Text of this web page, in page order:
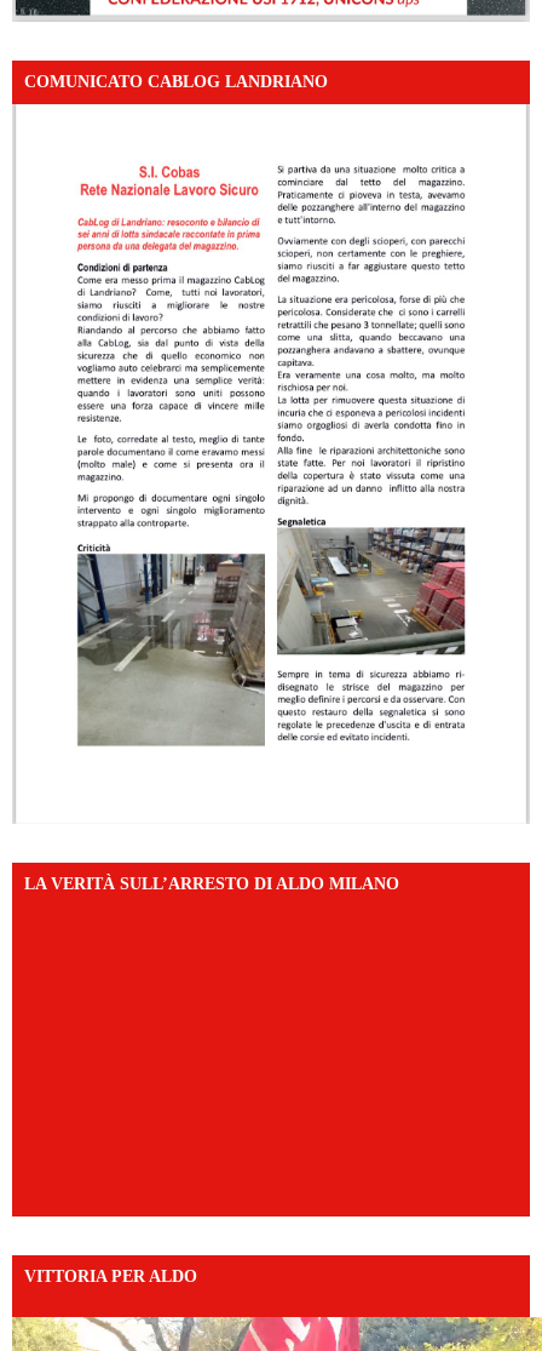
COMUNICATO CABLOG LANDRIANO
LA VERITÀ SULL’ARRESTO DI ALDO MILANO
VITTORIA PER ALDO